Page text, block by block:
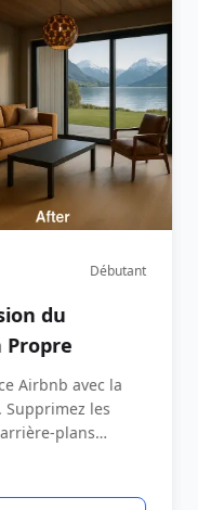
Débutant
du
Propre
Airbnb avec la
les
plans
réservations.